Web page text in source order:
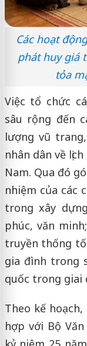
Các hoạt
phát huy giá
tỏa
Việc tổ chức
sâu rộng đến
lượng vũ
nhân dân về
Nam. Qua đó
nhiệm của các
trong xây
phúc, văn
truyền thống
gia đình trong
quốc trong giai
Theo kế
hợp với Bộ